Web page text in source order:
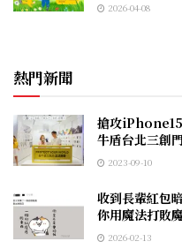
2026-04-08
熱門新聞
搶攻
牛盾台北三創
2023-09-10
收到長輩紅包
你用魔法打敗
2026-02-13